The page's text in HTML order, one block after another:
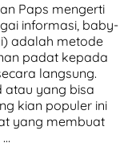
Paps mengerti
informasi, baby-
adalah metode
padat kepada
langsung.
atau yang bisa
kian populer ini
yang membuat